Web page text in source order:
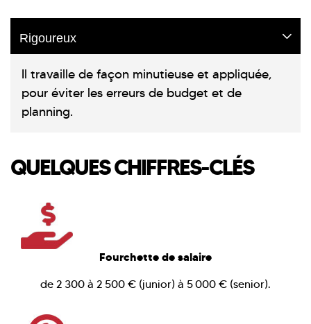
Rigoureux
Il travaille de façon minutieuse et appliquée,
pour éviter les erreurs de budget et de
planning.
QUELQUES CHIFFRES-CLÉS
Fourchette de salaire
de 2 300 à 2 500 € (junior) à 5 000 € (senior).